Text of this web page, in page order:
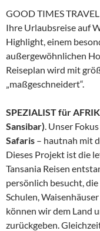
GOOD TIMES
Ihre Urlaubsreise auf
Highlight, einem
außergewöhnlichen
Reiseplan wird mit
„maßgeschneidert“.
SPEZIALIST für
Sansibar). Unser
Safaris – hautnah mit
Dieses Projekt ist die
Tansania Reisen
persönlich besucht,
Schulen,
können wir dem Land
zurückgeben.